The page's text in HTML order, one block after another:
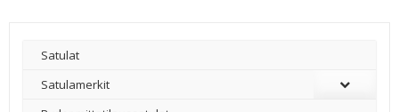
Satulat
Satulamerkit